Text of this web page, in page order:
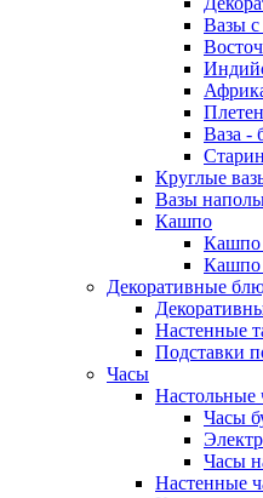
Вазы
Ваза -
Круглые
Вазы
Кашпо
Кашпо
Кашпо
Декоративные
Настенные
Подставки
Часы
Настольные
Часы
Часы
Настенные